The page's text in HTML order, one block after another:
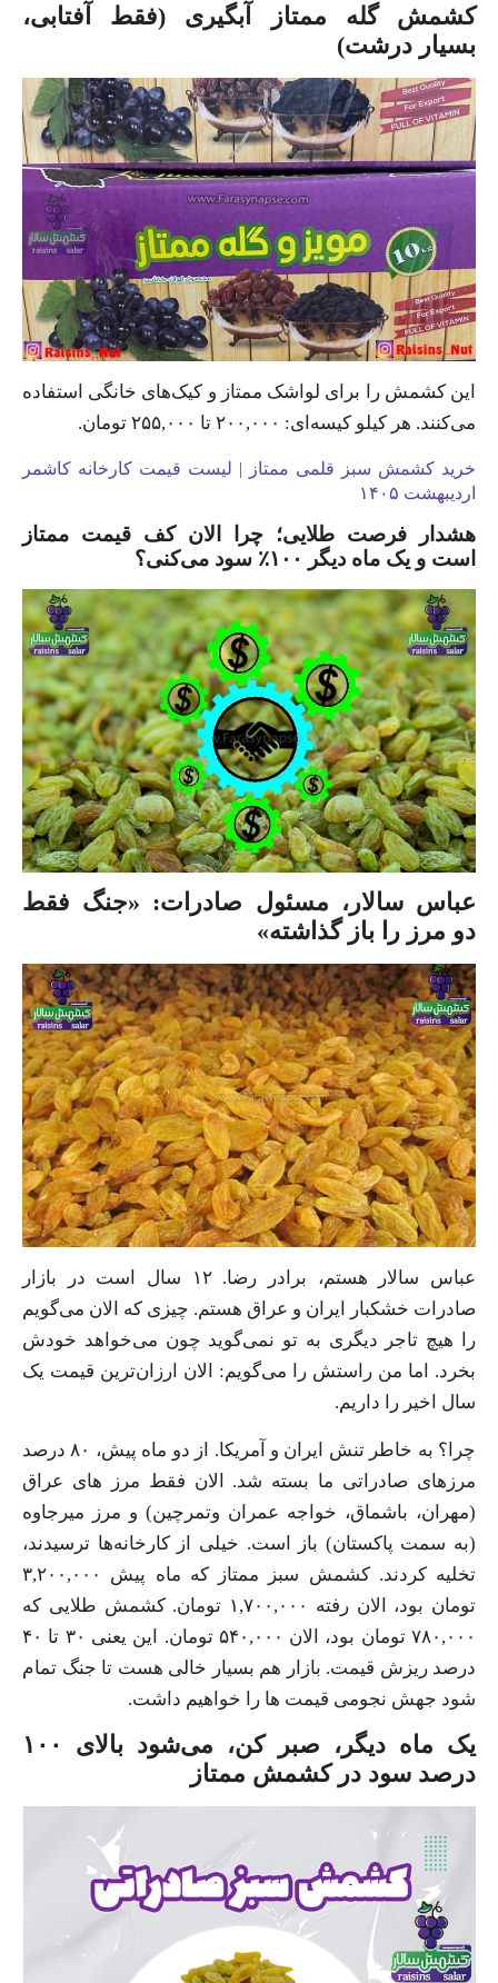
کشمش گله ممتاز آبگیری (فقط آفتابی،
بسیار درشت)
این کشمش را برای لواشک ممتاز و کیک‌های خانگی استفاده
می‌کنند. هر کیلو کیسه‌ای: ۲۰۰,۰۰۰ تا ۲۵۵,۰۰۰ تومان.
خرید کشمش سبز قلمی ممتاز | لیست قیمت کارخانه کاشمر
اردیبهشت ۱۴۰۵
هشدار فرصت طلایی؛ چرا الان کف قیمت ممتاز
است و یک ماه دیگر ۱۰۰٪ سود می‌کنی؟
عباس سالار، مسئول صادرات: «جنگ فقط
دو مرز را باز گذاشته»
عباس سالار هستم، برادر رضا. ۱۲ سال است در بازار
صادرات خشکبار ایران و عراق هستم. چیزی که الان می‌گویم
را هیچ تاجر دیگری به تو نمی‌گوید چون می‌خواهد خودش
بخرد. اما من راستش را می‌گویم: الان ارزان‌ترین قیمت یک
سال اخیر را داریم.
چرا؟ به خاطر تنش ایران و آمریکا. از دو ماه پیش، ۸۰ درصد
مرزهای صادراتی ما بسته شد. الان فقط مرز های عراق
(مهران، باشماق، خواجه عمران و‌تمرچین) و مرز میرجاوه
(به سمت پاکستان) باز است. خیلی از کارخانه‌ها ترسیدند،
تخلیه کردند. کشمش سبز ممتاز که ماه پیش ۳,۲۰۰,۰۰۰
تومان بود، الان رفته ۱,۷۰۰,۰۰۰ تومان. کشمش طلایی که
۷۸۰,۰۰۰ تومان بود، الان ۵۴۰,۰۰۰ تومان. این یعنی ۳۰ تا ۴۰
درصد ریزش قیمت. بازار هم بسیار خالی هست تا جنگ تمام
شود جهش نجومی قیمت ها را خواهیم داشت.
یک ماه دیگر، صبر کن، می‌شود بالای ۱۰۰
درصد سود در کشمش ممتاز